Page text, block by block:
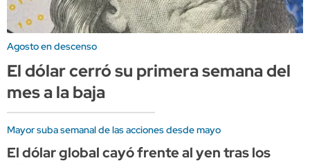
Agosto en descenso
El dólar cerró su primera semana del
mes a la baja
Mayor suba semanal de las acciones desde mayo
El dólar global cayó frente al yen tras los